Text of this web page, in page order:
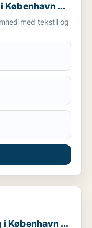
K,
m.fl.
med tekstil og
til salg i
København K,